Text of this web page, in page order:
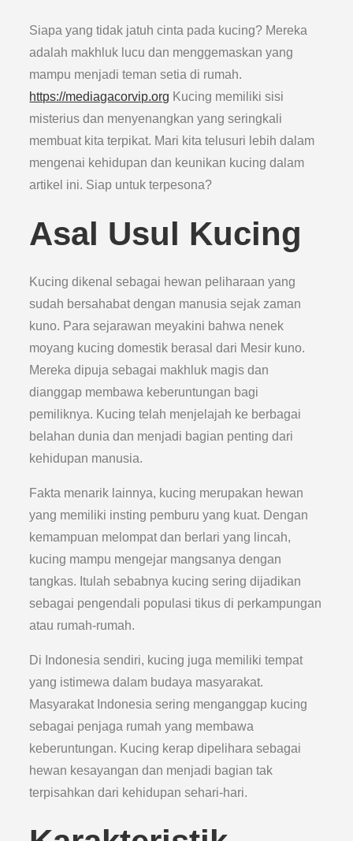
Siapa yang tidak jatuh cinta pada kucing? Mereka
adalah makhluk lucu dan menggemaskan yang
mampu menjadi teman setia di rumah.
https://mediagacorvip.org Kucing memiliki sisi
misterius dan menyenangkan yang seringkali
membuat kita terpikat. Mari kita telusuri lebih dalam
mengenai kehidupan dan keunikan kucing dalam
artikel ini. Siap untuk terpesona?
Asal Usul Kucing
Kucing dikenal sebagai hewan peliharaan yang
sudah bersahabat dengan manusia sejak zaman
kuno. Para sejarawan meyakini bahwa nenek
moyang kucing domestik berasal dari Mesir kuno.
Mereka dipuja sebagai makhluk magis dan
dianggap membawa keberuntungan bagi
pemiliknya. Kucing telah menjelajah ke berbagai
belahan dunia dan menjadi bagian penting dari
kehidupan manusia.
Fakta menarik lainnya, kucing merupakan hewan
yang memiliki insting pemburu yang kuat. Dengan
kemampuan melompat dan berlari yang lincah,
kucing mampu mengejar mangsanya dengan
tangkas. Itulah sebabnya kucing sering dijadikan
sebagai pengendali populasi tikus di perkampungan
atau rumah-rumah.
Di Indonesia sendiri, kucing juga memiliki tempat
yang istimewa dalam budaya masyarakat.
Masyarakat Indonesia sering menganggap kucing
sebagai penjaga rumah yang membawa
keberuntungan. Kucing kerap dipelihara sebagai
hewan kesayangan dan menjadi bagian tak
terpisahkan dari kehidupan sehari-hari.